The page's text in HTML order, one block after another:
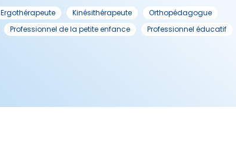
Ergothérapeute Kinésithérapeute
Orthopédagogue
Professionnel de la petite enfance
Professionnel éducatif